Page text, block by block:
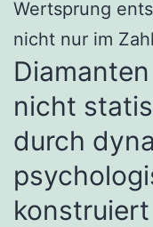
Wertsprung
nicht nur im
nicht
durch